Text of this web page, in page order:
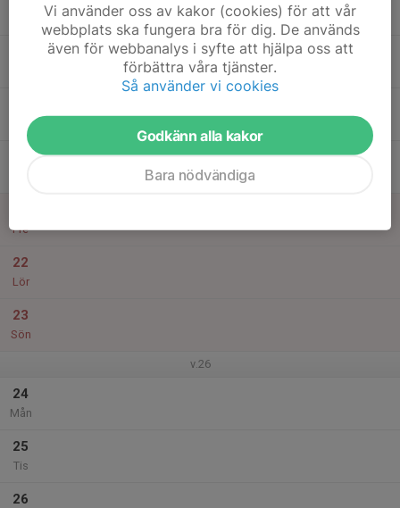
Ons
Fre
22
Lör
23
Sön
v.26
24
Mån
25
Tis
26
Vi använder oss av kakor (cookies) för att vår
webbplats ska fungera bra för dig. De används
även för webbanalys i syfte att hjälpa oss att
förbättra våra tjänster.
Så använder vi cookies
Godkänn alla kakor
Bara nödvändiga